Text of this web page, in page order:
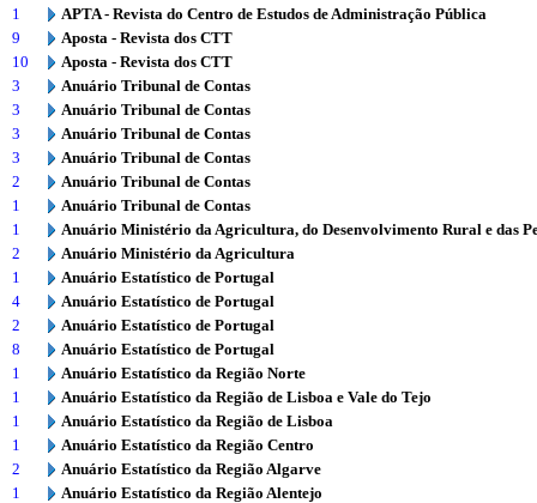
1
APTA - Revista do Centro de Estudos de Administração Pública
9
Aposta - Revista dos CTT
10
Aposta - Revista dos CTT
3
Anuário Tribunal de Contas
3
Anuário Tribunal de Contas
3
Anuário Tribunal de Contas
3
Anuário Tribunal de Contas
2
Anuário Tribunal de Contas
1
Anuário Tribunal de Contas
1
Anuário Ministério da Agricultura, do Desenvolvimento Rural e das
2
Anuário Ministério da Agricultura
1
Anuário Estatístico de Portugal
4
Anuário Estatístico de Portugal
2
Anuário Estatístico de Portugal
8
Anuário Estatístico de Portugal
1
Anuário Estatístico da Região Norte
1
Anuário Estatístico da Região de Lisboa e Vale do Tejo
1
Anuário Estatístico da Região de Lisboa
1
Anuário Estatístico da Região Centro
2
Anuário Estatístico da Região Algarve
1
Anuário Estatístico da Região Alentejo